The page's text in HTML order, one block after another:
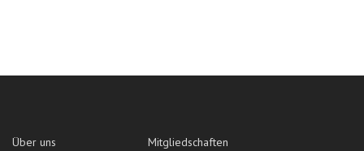
Über uns
Mitgliedschaften